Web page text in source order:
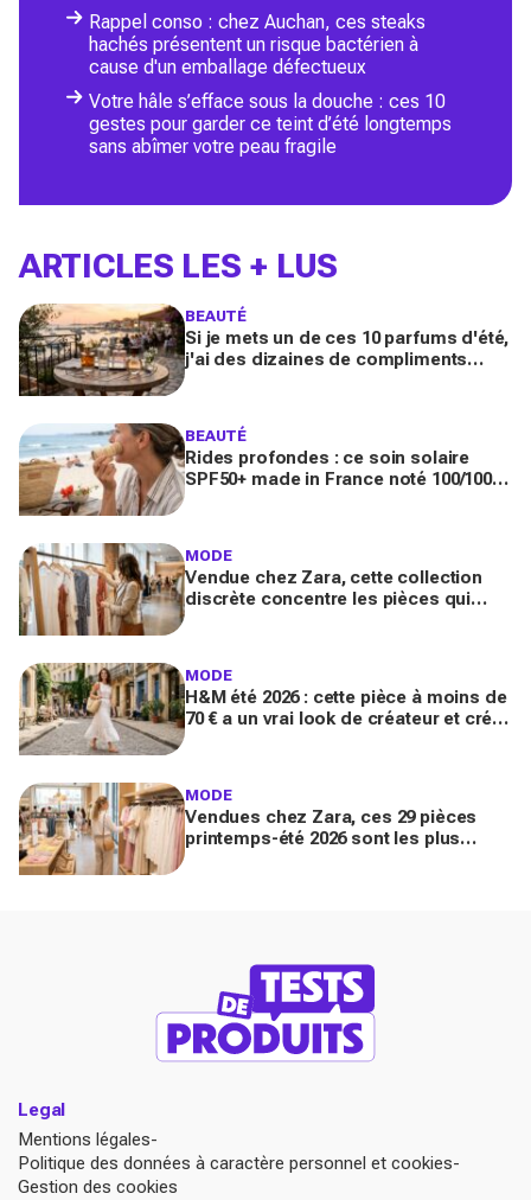
Rappel conso : chez Auchan, ces steaks
hachés présentent un risque bactérien à
cause d'un emballage défectueux
Votre hâle s’efface sous la douche : ces 10
gestes pour garder ce teint d’été longtemps
sans abîmer votre peau fragile
ARTICLES LES + LUS
BEAUTÉ
Si je mets un de ces 10 parfums d'été,
j'ai des dizaines de compliments
BEAUTÉ
Rides profondes : ce soin solaire
SPF50+ made in France noté 100/100
MODE
Vendue chez Zara, cette collection
discrète concentre les pièces qui
MODE
H&M été 2026 : cette pièce à moins de
70 € a un vrai look de créateur et crée
MODE
Vendues chez Zara, ces 29 pièces
printemps-été 2026 sont les plus
Legal
Mentions légales
Politique des données à caractère personnel et cookies
Gestion des cookies